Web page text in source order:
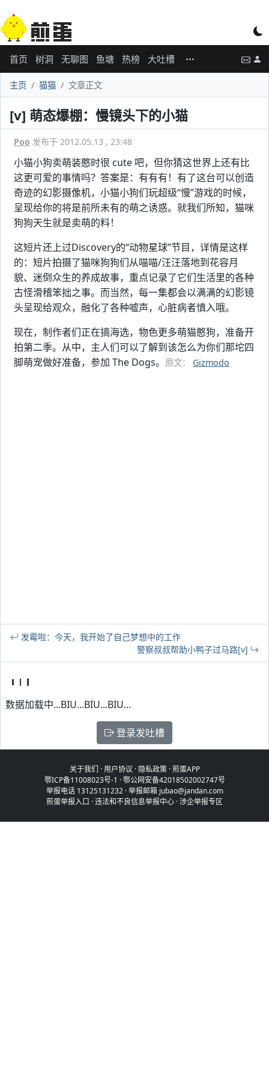
首页 树洞 无聊图 鱼塘 热榜 大吐槽
主页 猫猫 文章正文
[v] 萌态爆棚：慢镜头下的小猫
Poo 发布于 2012.05.13 , 23:48
小猫小狗卖萌装憨时很 cute 吧，但你猜这世界上还有比
这更可爱的事情吗？答案是：有有有！有了这台可以创造
奇迹的幻影摄像机，小猫小狗们玩超级“慢”游戏的时候，
呈现给你的将是前所未有的萌之诱惑。就我们所知，猫咪
狗狗天生就是卖萌的料！
这短片还上过Discovery的“动物星球”节目，详情是这样
的：短片拍摄了猫咪狗狗们从喵喵/汪汪落地到花容月
貌、迷倒众生的养成故事，重点记录了它们生活里的各种
古怪滑稽笨拙之事。而当然，每一集都会以满满的幻影镜
头呈现给观众，融化了各种嘘声，心脏病者慎入哦。
现在，制作者们正在搞海选，物色更多萌猫憨狗，准备开
拍第二季。从中，主人们可以了解到该怎么为你们那坨四
脚萌宠做好准备，参加 The Dogs。 原文： Gizmodo
发霉啦：今天，我开始了自己梦想中的工作
警察叔叔帮助小鸭子过马路[v]
数据加载中...BIU...BIU...BIU...
登录发吐槽
关于我们 ·用户协议 · 隐私政策·煎蛋APP
鄂ICP备11008023号-1 ·鄂公网安备42018502002747号
举报电话 13125131232 · 举报邮箱 jubao@jandan.com
煎蛋举报入口 ·违法和不良信息举报中心 ·涉企举报专区